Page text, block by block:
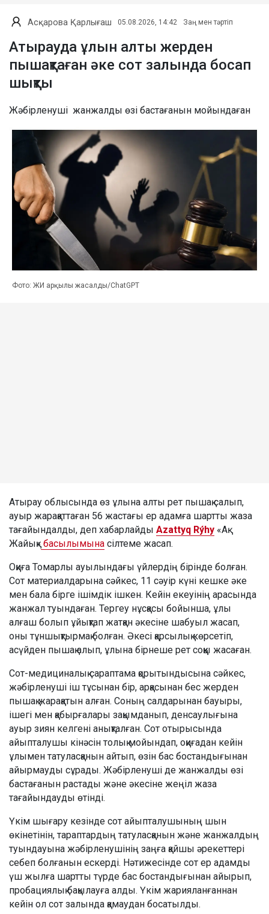
Асқарова Қарлығаш 05.08.2026, 14:42 Заң мен тәртіп
Атырауда ұлын алты жерден
пышақтаған әке сот залында босап
шықты
Жәбірленуші жанжалды өзі бастағанын мойындаған
Фото: ЖИ арқылы жасалды/ChatGPT
Атырау облысында өз ұлына алты рет пышақ салып,
ауыр жарақаттаған 56 жастағы ер адамға шартты жаза
тағайындалды, деп хабарлайды Azattyq Rýhy «Ақ
Жайық»басылымына сілтеме жасап.
Оқиға Томарлы ауылындағы үйлердің бірінде болған.
Сот материалдарына сәйкес, 11 сәуір күні кешке әке
мен бала бірге ішімдік ішкен. Кейін екеуінің арасында
жанжал туындаған. Тергеу нұсқасы бойынша, ұлы
алғаш болып ұйықтап жатқан әкесіне шабуыл жасап,
оны тұншықтырмақ болған. Әкесі қарсылық көрсетіп,
асүйден пышақ алып, ұлына бірнеше рет соққы жасаған.
Сот-медициналық сараптама қорытындысына сәйкес,
жәбірленуші іш тұсынан бір, арқасынан бес жерден
пышақ жарақатын алған. Соның салдарынан бауыры,
ішегі мен қабырғалары зақымданып, денсаулығына
ауыр зиян келгені анықталған. Сот отырысында
айыпталушы кінәсін толық мойындап, оқиғадан кейін
ұлымен татуласқанын айтып, өзін бас бостандығынан
айырмауды сұрады. Жәбірленуші де жанжалды өзі
бастағанын растады және әкесіне жеңіл жаза
тағайындауды өтінді.
Үкім шығару кезінде сот айыпталушының шын
өкінетінін, тараптардың татуласқанын және жанжалдың
туындауына жәбірленушінің заңға қайшы әрекеттері
себеп болғанын ескерді. Нәтижесінде сот ер адамды
үш жылға шартты түрде бас бостандығынан айырып,
пробациялық бақылауға алды. Үкім жарияланғаннан
кейін ол сот залында қамаудан босатылды.